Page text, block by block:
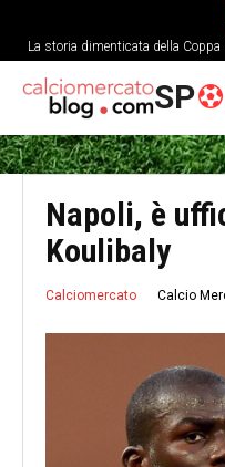
La storia dimenticata della Coppa
SP
Napoli, è
Koulibaly
Calciomercato Calcio